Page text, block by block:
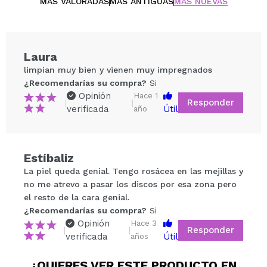
Compartir un vídeo o una foto
Tu vídeo podría ser el primero. Imagínatelo...
¿Recomendarías su compra? Si No
5/5
Laura
limpian muy bien y vienen muy impregnados
¿Recomendarías su compra? Si
|
Opinión
verificada
|
Hace 1
año
Útil
Responder
Estíbaliz
La piel queda genial. Tengo rosácea en las mejillas y
no me atrevo a pasar los discos por esa zona pero
el resto de la cara genial.
¿Recomendarías su compra? Si
|
Opinión
verificada
|
Hace 3
años
Útil
Responder